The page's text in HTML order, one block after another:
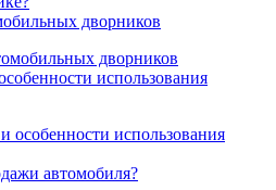
дворников
использования
автомобиля?